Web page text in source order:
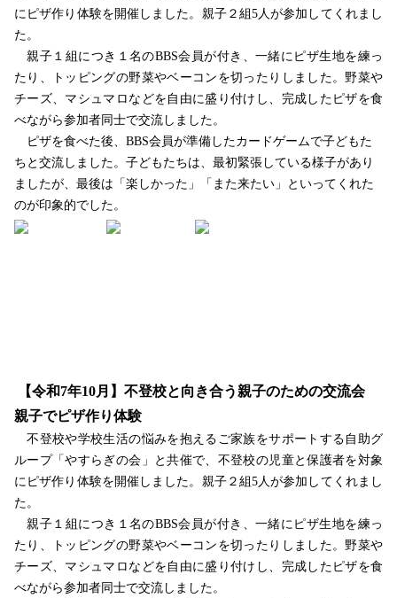
にピザ作り体験を開催しました。親子２組 5人が参加してくれまし
た。
親子１組につき１名のBBS会員が付き、一緒にピザ生地を練っ
たり、トッピングの野菜やベーコンを切ったりしました。野菜や
チーズ、マシュマロなどを自由に盛り付けし、完成したピザを食
べながら参加者同士で交流しました。
ピザを食べた後、 BBS会員が準備したカードゲームで子どもた
ちと交流しました。子どもたちは、最初緊張している様子があり
ましたが、最後は「楽しかった」「また来たい」といってくれた
のが印象的でした。
【令和7年10月】不登校と向き合う親子のための交流会
親子でピザ作り体験
不登校や学校生活の悩みを抱えるご家族をサポートする自助グ
ループ「やすらぎの会」と共催で、不登校の児童と保護者を対象
にピザ作り体験を開催しました。親子２組 5人が参加してくれまし
た。
親子１組につき１名のBBS会員が付き、一緒にピザ生地を練っ
たり、トッピングの野菜やベーコンを切ったりしました。野菜や
チーズ、マシュマロなどを自由に盛り付けし、完成したピザを食
べながら参加者同士で交流しました。